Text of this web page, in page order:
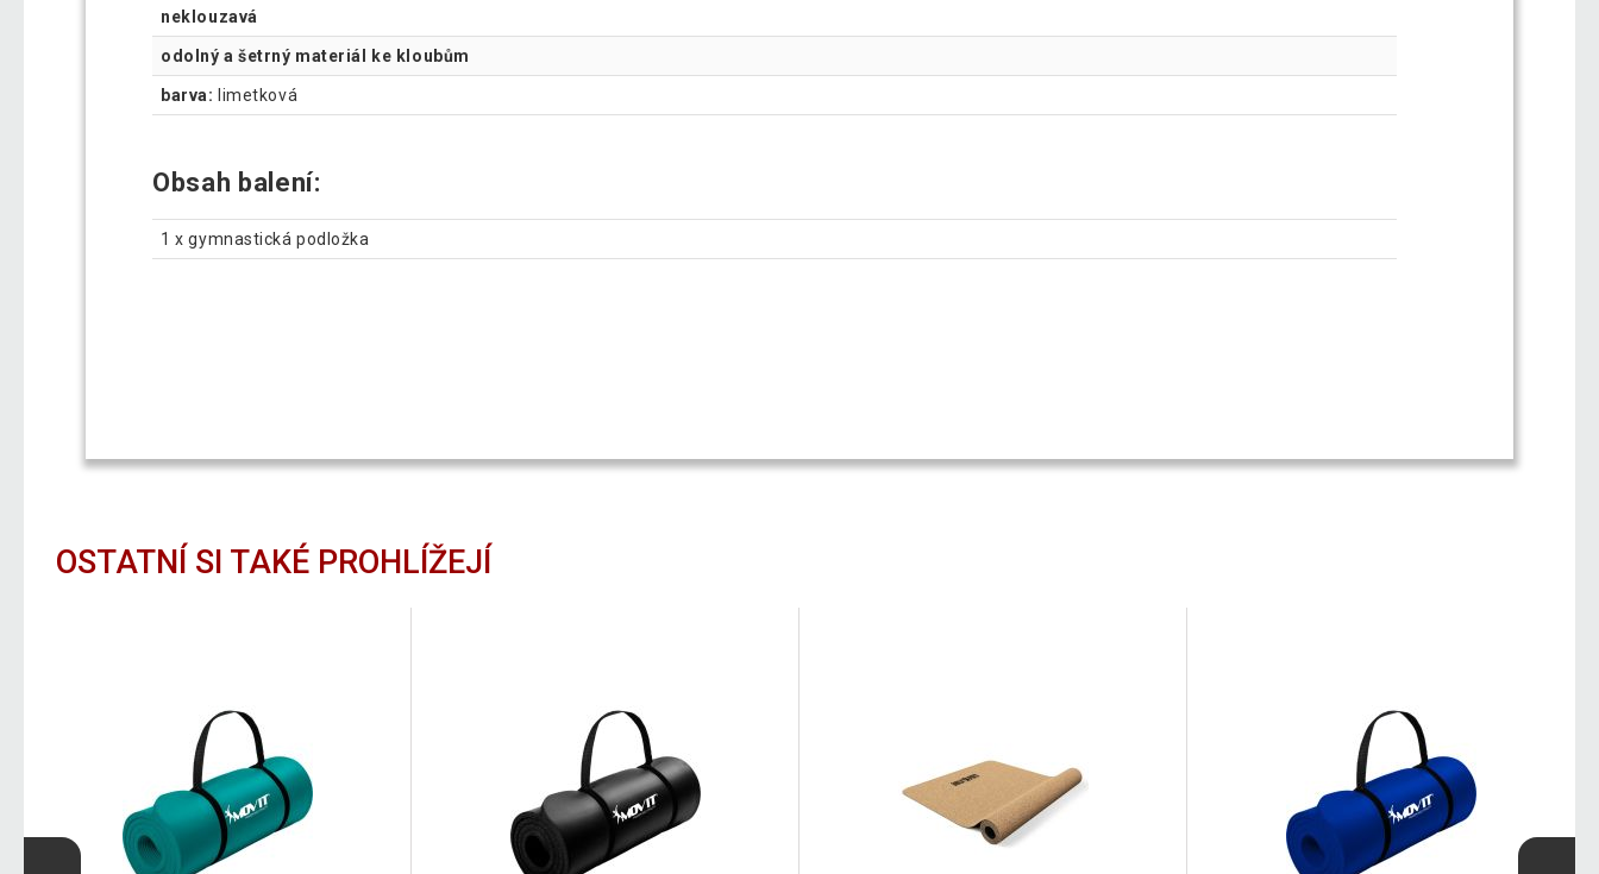
neklouzavá
odolný a šetrný materiál ke kloubům
barva: limetková
Obsah balení:
1 x gymnastická podložka
OSTATNÍ SI TAKÉ PROHLÍŽEJÍ